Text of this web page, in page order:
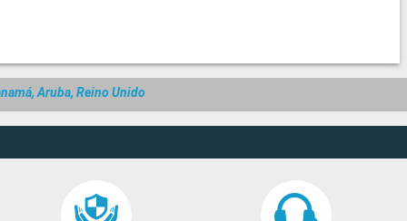
Aruba, Reino Unido